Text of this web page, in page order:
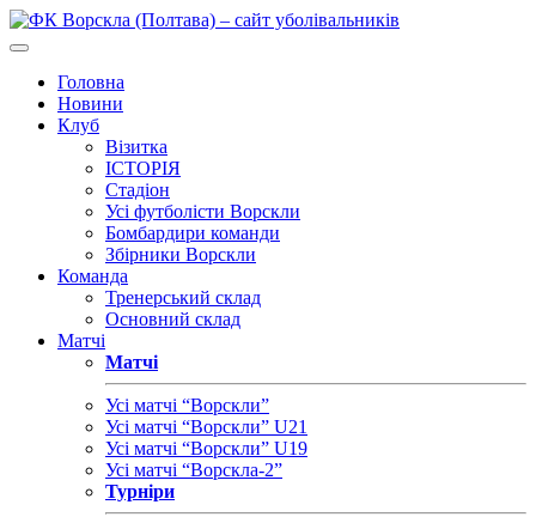
Головна
Новини
Клуб
Візитка
ІСТОРІЯ
Стадіон
Усі футболісти Ворскли
Бомбардири команди
Збірники Ворскли
Команда
Тренерський склад
Основний склад
Матчі
Матчі
Усі матчі “Ворскли”
Усі матчі “Ворскли” U21
Усі матчі “Ворскли” U19
Усі матчі “Ворскла-2”
Турніри